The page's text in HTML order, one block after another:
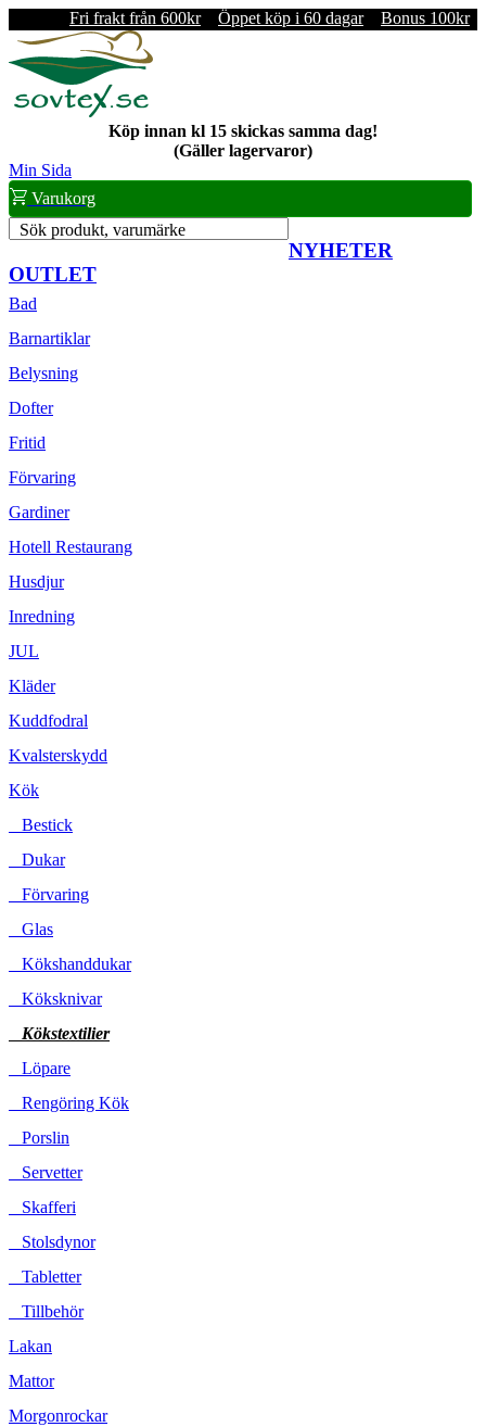
Fri frakt från 600kr Öppet köp i 60 dagar Bonus 100kr
Köp innan kl 15 skickas samma dag!
(Gäller lagervaror)
Min Sida
Varukorg
Sök produkt, varumärke
NYHETER
OUTLET
Bad
Barnartiklar
Belysning
Dofter
Fritid
Förvaring
Gardiner
Hotell Restaurang
Husdjur
Inredning
JUL
Kläder
Kuddfodral
Kvalsterskydd
Kök
Bestick
Dukar
Förvaring
Glas
Kökshanddukar
Köksknivar
Kökstextilier
Löpare
Rengöring Kök
Porslin
Servetter
Skafferi
Stolsdynor
Tabletter
Tillbehör
Lakan
Mattor
Morgonrockar